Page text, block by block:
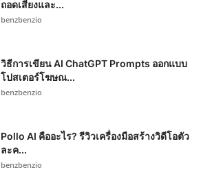
ถอดเสียงและ...
benzbenzio
วิธีการเขียน AI ChatGPT Prompts ออกแบบ
โปสเตอร์โฆษณ...
benzbenzio
Pollo AI คืออะไร? รีวิวเครื่องมือสร้างวิดีโอตัว
ละค...
benzbenzio